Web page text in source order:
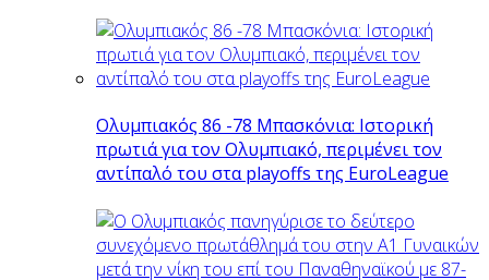
Ολυμπιακός 86 -78 Μπασκόνια: Ιστορική
πρωτιά για τον Ολυμπιακό, περιμένει τον
αντίπαλό του στα playoffs της EuroLeague